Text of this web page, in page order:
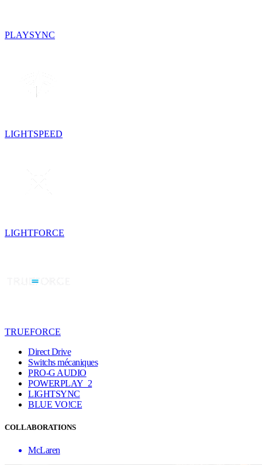
PLAYSYNC
LIGHTSPEED
LIGHTFORCE
TRUEFORCE
Direct Drive
Switchs mécaniques
PRO-G AUDIO
POWERPLAY 2
LIGHTSYNC
BLUE VO!CE
COLLABORATIONS
McLaren